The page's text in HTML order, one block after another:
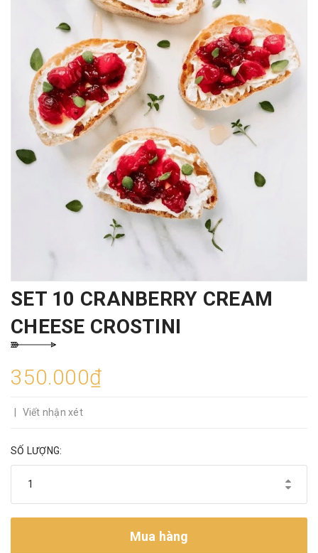
SET 10 CRANBERRY CREAM
CHEESE CROSTINI
350.000₫
Viết nhận xét
SỐ LƯỢNG:
Mua hàng